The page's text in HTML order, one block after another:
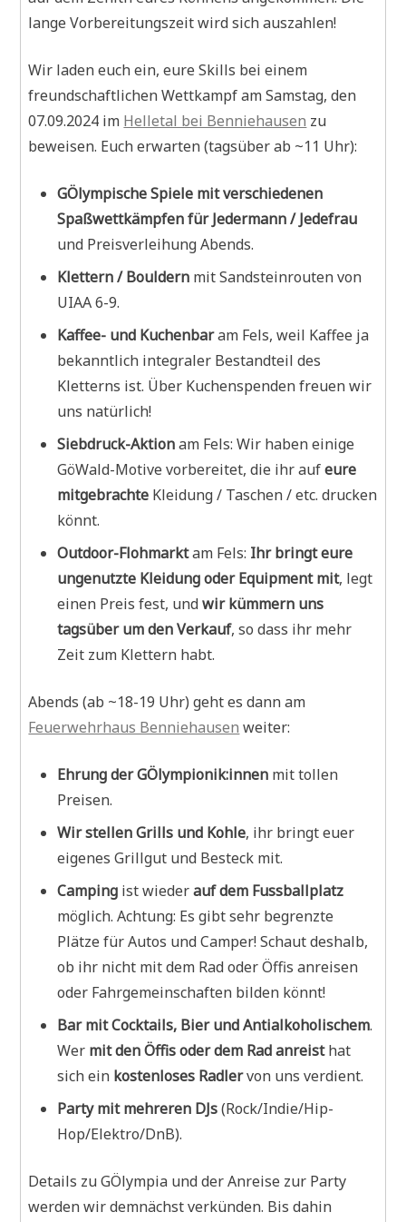
lange Vorbereitungszeit wird sich auszahlen!
Wir laden euch ein, eure Skills bei einem
freundschaftlichen Wettkampf am Samstag, den
07.09.2024 im Helletal bei Benniehausen zu
beweisen. Euch erwarten (tagsüber ab ~11 Uhr):
GÖlympische Spiele mit verschiedenen
Spaßwettkämpfen für Jedermann / Jedefrau
und Preisverleihung Abends.
Klettern / Bouldern mit Sandsteinrouten von
UIAA 6-9.
Kaffee- und Kuchenbaram Fels, weil Kaffee ja
bekanntlich integraler Bestandteil des
Kletterns ist. Über Kuchenspenden freuen wir
uns natürlich!
Siebdruck-Aktionam Fels: Wir haben einige
GöWald-Motive vorbereitet, die ihr aufeure
mitgebrachte Kleidung / Taschen / etc. drucken
könnt.
Outdoor-Flohmarktam Fels: Ihr bringt eure
ungenutzte Kleidung oder Equipment mit, legt
einen Preis fest, undwir kümmern uns
tagsüber um den Verkauf, so dass ihr mehr
Zeit zum Klettern habt.
Abends (ab ~18-19 Uhr) geht es dann am
Feuerwehrhaus Benniehausen weiter:
Ehrung der GÖlympionik:innen mit tollen
Preisen.
Wir stellen Grills und Kohle, ihr bringt euer
eigenes Grillgut und Besteck mit.
Camping ist wiederauf dem Fussballplatz
möglich. Achtung: Es gibt sehr begrenzte
Plätze für Autos und Camper! Schaut deshalb,
ob ihr nicht mit dem Rad oder Öffis anreisen
oder Fahrgemeinschaften bilden könnt!
Bar mit Cocktails, Bier und Antialkoholischem.
Wer mit den Öffis oder dem Rad anreisthat
sich ein kostenloses Radlervon uns verdient.
Party mit mehreren DJs(Rock/Indie/Hip-
Hop/Elektro/DnB).
Details zu GÖlympia und der Anreise zur Party
werden wir demnächst verkünden. Bis dahin